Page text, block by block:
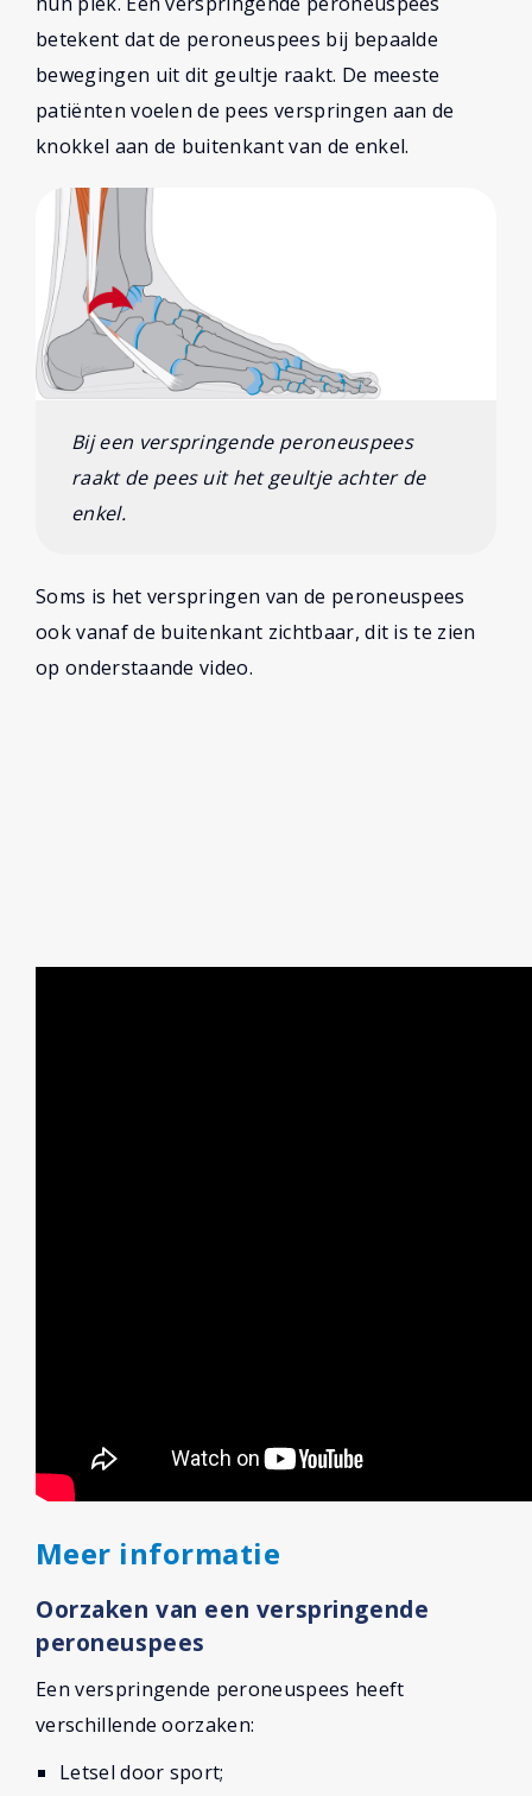
betekent dat de peroneuspees bij bepaalde
bewegingen uit dit geultje raakt. De meeste
patiënten voelen de pees verspringen aan de
knokkel aan de buitenkant van de enkel.
Bij een verspringende peroneuspees
raakt de pees uit het geultje achter de
enkel.
Soms is het verspringen van de peroneuspees
ook vanaf de buitenkant zichtbaar, dit is te zien
op onderstaande video.
Meer informatie
Oorzaken van een verspringende
peroneuspees
Een verspringende peroneuspees heeft
verschillende oorzaken:
Letsel door sport;